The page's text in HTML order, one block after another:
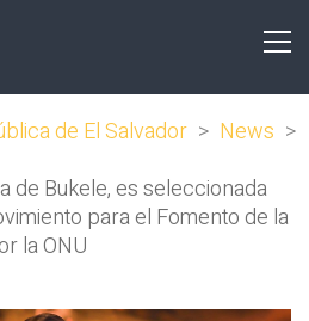
de El Salvador > News >
de Bukele, es seleccionada
para el Fomento de la
la ONU